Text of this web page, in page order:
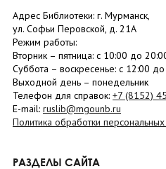
Адрес Библиотеки: г. Мурманск,
ул. Софьи Перовской, д. 21А
Режим работы:
Вторник – пятница: с 10:00 до
Суббота – воскресенье: c 12:00
Выходной день – понедельник
Телефон для справок: +7 (8152)
E-mail: ruslib@mgounb.ru
Политика обработки
РАЗДЕЛЫ САЙТА